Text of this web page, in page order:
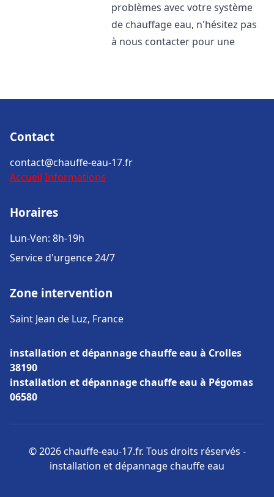
problèmes avec votre système
de chauffage eau, n'hésitez pas
à nous contacter pour une
Contact
contact@chauffe-eau-17.fr
Accueil Informations
Horaires
Lun-Ven: 8h-19h
Service d'urgence 24/7
Zone intervention
Saint Jean de Luz, France
installation et dépannage chauffe eau à Crolles
38190
installation et dépannage chauffe eau à Pégomas
06580
© 2026 chauffe-eau-17.fr. Tous droits réservés -
installation et dépannage chauffe eau